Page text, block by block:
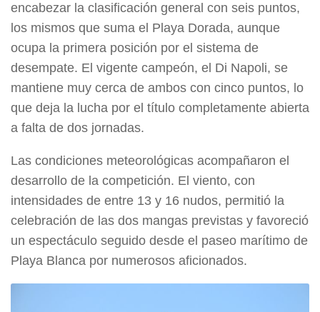
encabezar la clasificación general con seis puntos,
los mismos que suma el Playa Dorada, aunque
ocupa la primera posición por el sistema de
desempate. El vigente campeón, el Di Napoli, se
mantiene muy cerca de ambos con cinco puntos, lo
que deja la lucha por el título completamente abierta
a falta de dos jornadas.
Las condiciones meteorológicas acompañaron el
desarrollo de la competición. El viento, con
intensidades de entre 13 y 16 nudos, permitió la
celebración de las dos mangas previstas y favoreció
un espectáculo seguido desde el paseo marítimo de
Playa Blanca por numerosos aficionados.